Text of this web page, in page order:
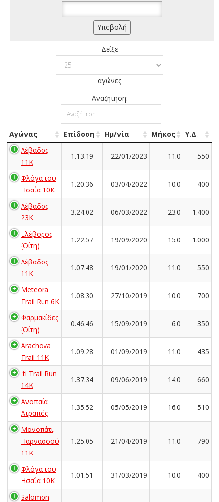
Δείξε
αγώνες
Αναζήτηση:
Αγώνας Επίδοση Ημ/νία Μήκος
Υ.Δ.
Λέβαδος
11K
1.13.19 22/01/2023 11.0 550
Φλόγα του
Ησαΐα 10Κ
1.20.36 03/04/2022 10.0 400
Λέβαδος
23Κ
3.24.02 06/03/2022 23.0 1.400
Ελέβορος
(Οίτη)
1.22.57 19/09/2020 15.0 1.000
Λέβαδος
11K
1.07.48 19/01/2020 11.0 550
Meteora
Trail Run 6K
1.08.30 27/10/2019 10.0 700
Φαρμακίδες
(Οίτη)
0.46.46 15/09/2019 6.0 350
Arachova
Trail 11K
1.09.28 01/09/2019 11.0 435
Iti Trail Run
14K
1.37.34 09/06/2019 14.0 660
Ανοπαία
Ατραπός
1.35.52 05/05/2019 16.0 510
Μονοπάτι
Παρνασσού
11K
1.25.05 21/04/2019 11.0 790
Φλόγα του
Ησαΐα 10Κ
1.01.51 31/03/2019 10.0 400
Salomon